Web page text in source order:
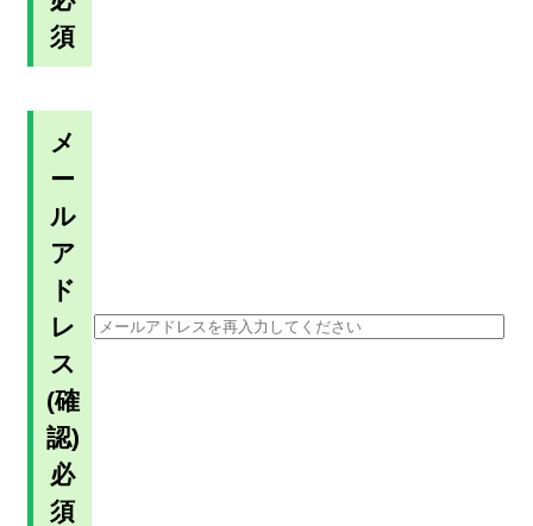
須
メ
ー
ル
ア
ド
レ
ス
(確
認)
必
須